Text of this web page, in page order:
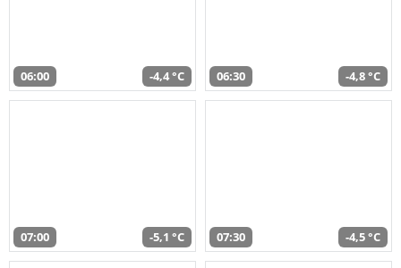
06:00 -4,4 °C 06:30 -4,8 °C
07:00 -5,1 °C 07:30 -4,5 °C